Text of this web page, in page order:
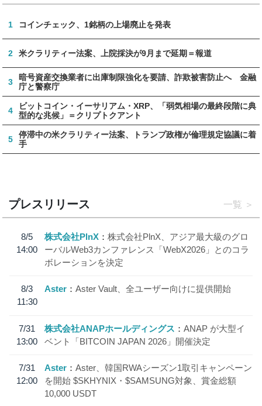
1 コインチェック、1銘柄の上場廃止を発表
2 米クラリティー法案、上院採決が9月まで延期＝報道
3
暗号資産交換業者に出庫制限強化を要請、詐欺被害防止へ 金融
庁と警察庁
4
ビットコイン・イーサリアム・XRP、「弱気相場の最終段階に典
型的な兆候」＝クリプトクアント
5
停滞中の米クラリティー法案、トランプ政権が倫理規定協議に着
手
プレスリリース 一覧
8/5
14:00
株式会社PlnX
株式会社PlnX、アジア最大級のグロ
ーバルWeb3カンファレンス「WebX2026」とのコラ
ボレーションを決定
8/3
11:30
Aster Aster Vault、全ユーザー向けに提供開始
7/31
13:00
株式会社ANAPホールディングス
ANAP が大型イ
ベント「BITCOIN JAPAN 2026」開催決定
7/31
12:00
Aster
Aster、韓国RWAシーズン1取引キャンペーン
を開始 $SKHYNIX・$SAMSUNG対象、賞金総額
10,000 USDT